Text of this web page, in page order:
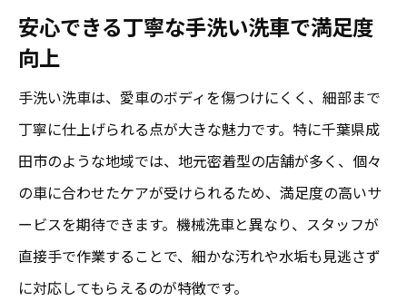
安心できる丁寧な手洗い洗車で満足度
向上
手洗い洗車は、愛車のボディを傷つけにくく、細部まで
丁寧に仕上げられる点が大きな魅力です。特に千葉県成
田市のような地域では、地元密着型の店舗が多く、個々
の車に合わせたケアが受けられるため、満足度の高いサ
ービスを期待できます。機械洗車と異なり、スタッフが
直接手で作業することで、細かな汚れや水垢も見逃さず
に対応してもらえるのが特徴です。